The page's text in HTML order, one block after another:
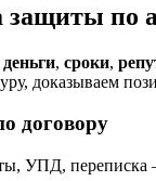
защиты по
деньги, сроки,
доказываем
договору
УПД, переписка